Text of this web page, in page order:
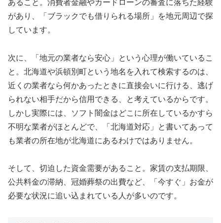
あること。消費者金融やカードローンの審査に落ちた経験
があり、「ブラックでも借りられる場所」を地元周辺で探
しています。
次に、「地元の業者なら安心」という心理が働いているこ
と。北海道や浜頓別町という地名を入れて検索するのは、
近くの業者なら何かあったときに直接会いに行ける、逃げ
られない相手だから信用できる、と考えているからです。
しかし実際には、ソフト闇金はどこに所在しているかすら
不明な業者がほとんどで、「北海道対応」と書いてあって
も業者の所在地が北海道にあるわけではありません。
そして、切迫した資金需要があること。家賃の支払期限、
公共料金の滞納、冠婚葬祭の出費など、「今すぐ」お金が
必要な状況に追い込まれている人が多いのです。